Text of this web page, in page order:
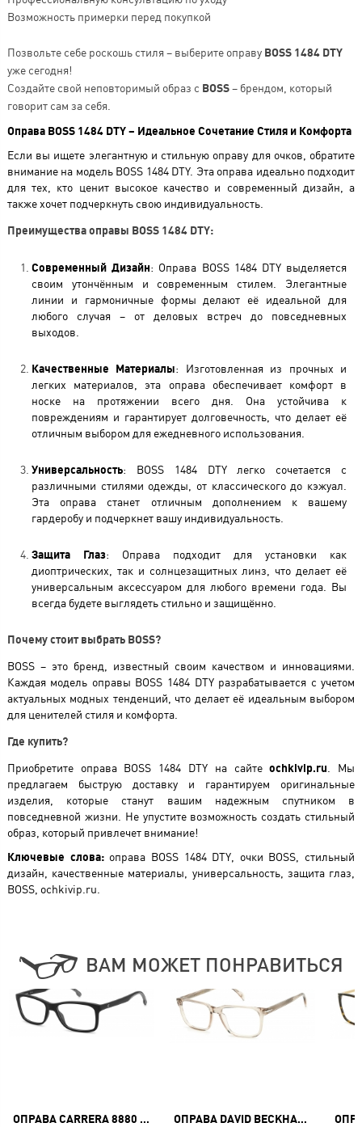
Возможность примерки перед покупкой
Позвольте себе роскошь стиля – выберите оправу BOSS 1484 DTY
уже сегодня!
Создайте свой неповторимый образ с BOSS– брендом, который
говорит сам за себя.
Оправа BOSS 1484 DTY – Идеальное Сочетание Стиля и Комфорта
Если вы ищете элегантную и стильную оправу для очков, обратите
внимание на модель BOSS 1484 DTY. Эта оправа идеально подходит
для тех, кто ценит высокое качество и современный дизайн, а
также хочет подчеркнуть свою индивидуальность.
Преимущества оправы BOSS 1484 DTY:
Современный Дизайн: Оправа BOSS 1484 DTY выделяется
своим утончённым и современным стилем. Элегантные
линии и гармоничные формы делают её идеальной для
любого случая – от деловых встреч до повседневных
выходов.
Качественные Материалы: Изготовленная из прочных и
легких материалов, эта оправа обеспечивает комфорт в
носке на протяжении всего дня. Она устойчива к
повреждениям и гарантирует долговечность, что делает её
отличным выбором для ежедневного использования.
Универсальность: BOSS 1484 DTY легко сочетается с
различными стилями одежды, от классического до кэжуал.
Эта оправа станет отличным дополнением к вашему
гардеробу и подчеркнет вашу индивидуальность.
Защита Глаз: Оправа подходит для установки как
диоптрических, так и солнцезащитных линз, что делает её
универсальным аксессуаром для любого времени года. Вы
всегда будете выглядеть стильно и защищённо.
Почему стоит выбрать BOSS?
BOSS – это бренд, известный своим качеством и инновациями.
Каждая модель оправы BOSS 1484 DTY разрабатывается с учетом
актуальных модных тенденций, что делает её идеальным выбором
для ценителей стиля и комфорта.
Где купить?
Приобретите оправа BOSS 1484 DTY на сайтеochkivip.ru . Мы
предлагаем быструю доставку и гарантируем оригинальные
изделия, которые станут вашим надежным спутником в
повседневной жизни. Не упустите возможность создать стильный
образ, который привлечет внимание!
Ключевые слова:оправа BOSS 1484 DTY, очки BOSS, стильный
дизайн, качественные материалы, универсальность, защита глаз,
BOSS, ochkivip.ru.
ВАМ МОЖЕТ ПОНРАВИТЬСЯ
ОПРАВА CARRERA 8880 003 ОПРАВА DAVID BECKHAM DB 1022 79U